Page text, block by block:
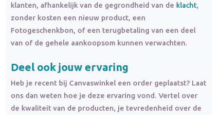
klanten, afhankelijk van de gegrondheid van de klacht,
zonder kosten een nieuw product, een
Fotogeschenkbon, of een terugbetaling van een deel
van of de gehele aankoopsom kunnen verwachten.
Deel ook jouw ervaring
Heb je recent bij Canvaswinkel een order geplaatst? Laat
ons dan weten hoe je deze ervaring vond. Vertel over
de kwaliteit van de producten, je tevredenheid over de